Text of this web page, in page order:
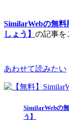
SimilarWebの無
しょう】 の記事を
あわせて読みたい
SimilarWebの
う】